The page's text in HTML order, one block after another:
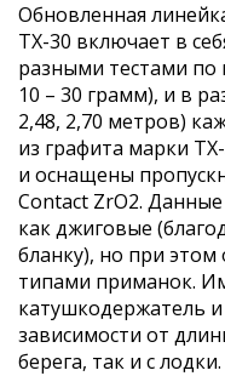
Обновленная
TX-30 включает в
разными тестами по
10 – 30 грамм), и в
2,48, 2,70 метров)
из графита марки
и оснащены
Contact ZrO2.
как джиговые
бланку), но при
типами приманок.
катушкодержатель и
зависимости от
берега, так и с лодки.